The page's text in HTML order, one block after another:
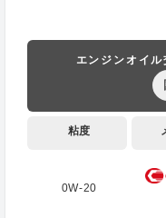
エンジンオイ
粘度
0W-20